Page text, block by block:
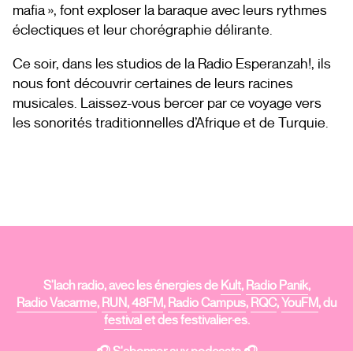
mafia », font exploser la baraque avec leurs rythmes
éclectiques et leur chorégraphie délirante.
Ce soir, dans les studios de la Radio Esperanzah!, ils
nous font découvrir certaines de leurs racines
musicales. Laissez-vous bercer par ce voyage vers
les sonorités traditionnelles d’Afrique et de Turquie.
S'lach radio, avec les énergies de Kult, Radio Panik,
Radio Vacarme, RUN,48FM, Radio Campus, RQC,YouFM, du
festivalet des festivalier·es.